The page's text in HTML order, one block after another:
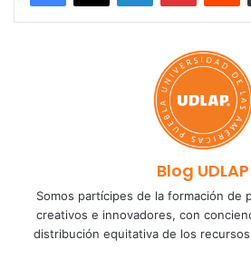
Blog UDLAP
Somos partícipes de la formación de
creativos e innovadores, con
distribución equitativa de los recursos